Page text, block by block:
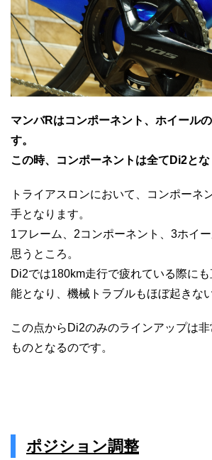
マンバRはコンポーネント、ホイール
す。
この時、コンポーネントは全てDi2とな
トライアスロンにおいて、コンポーネ
手となります。
1フレーム、2コンポーネント、3ホイ
思うところ。
Di2では180km走行で疲れている際に
能となり、機械トラブルもほぼ起きな
この点からDi2のみのラインアップは
ものとなるのです。
ポジション調整